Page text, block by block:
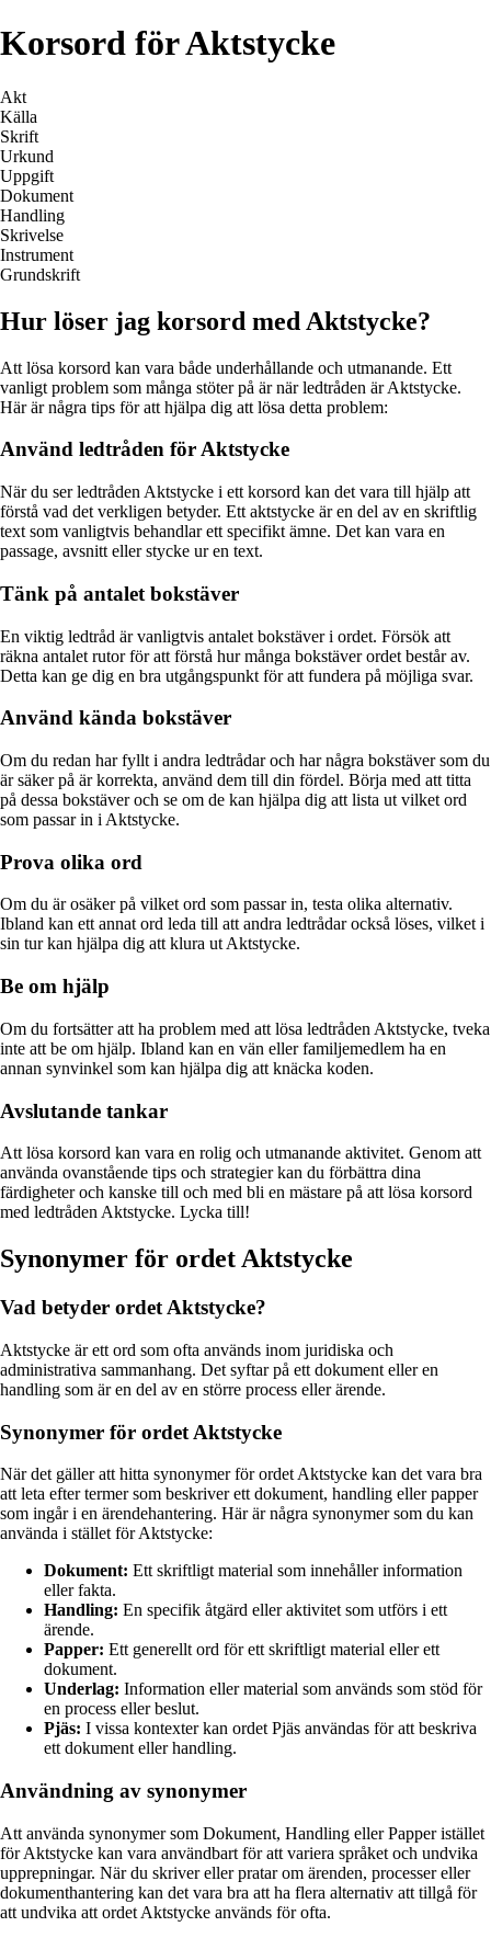
Korsord för Aktstycke
Akt
Källa
Skrift
Urkund
Uppgift
Dokument
Handling
Skrivelse
Instrument
Grundskrift
Hur löser jag korsord med Aktstycke?
Att lösa korsord kan vara både underhållande och utmanande. Ett
vanligt problem som många stöter på är när ledtråden är Aktstycke.
Här är några tips för att hjälpa dig att lösa detta problem:
Använd ledtråden för Aktstycke
När du ser ledtråden Aktstycke i ett korsord kan det vara till hjälp att
förstå vad det verkligen betyder. Ett aktstycke är en del av en skriftlig
text som vanligtvis behandlar ett specifikt ämne. Det kan vara en
passage, avsnitt eller stycke ur en text.
Tänk på antalet bokstäver
En viktig ledtråd är vanligtvis antalet bokstäver i ordet. Försök att
räkna antalet rutor för att förstå hur många bokstäver ordet består av.
Detta kan ge dig en bra utgångspunkt för att fundera på möjliga svar.
Använd kända bokstäver
Om du redan har fyllt i andra ledtrådar och har några bokstäver som du
är säker på är korrekta, använd dem till din fördel. Börja med att titta
på dessa bokstäver och se om de kan hjälpa dig att lista ut vilket ord
som passar in i Aktstycke.
Prova olika ord
Om du är osäker på vilket ord som passar in, testa olika alternativ.
Ibland kan ett annat ord leda till att andra ledtrådar också löses, vilket i
sin tur kan hjälpa dig att klura ut Aktstycke.
Be om hjälp
Om du fortsätter att ha problem med att lösa ledtråden Aktstycke, tveka
inte att be om hjälp. Ibland kan en vän eller familjemedlem ha en
annan synvinkel som kan hjälpa dig att knäcka koden.
Avslutande tankar
Att lösa korsord kan vara en rolig och utmanande aktivitet. Genom att
använda ovanstående tips och strategier kan du förbättra dina
färdigheter och kanske till och med bli en mästare på att lösa korsord
med ledtråden Aktstycke. Lycka till!
Synonymer för ordet Aktstycke
Vad betyder ordet Aktstycke?
Aktstycke är ett ord som ofta används inom juridiska och
administrativa sammanhang. Det syftar på ett dokument eller en
handling som är en del av en större process eller ärende.
Synonymer för ordet Aktstycke
När det gäller att hitta synonymer för ordet Aktstycke kan det vara bra
att leta efter termer som beskriver ett dokument, handling eller papper
som ingår i en ärendehantering. Här är några synonymer som du kan
använda i stället för Aktstycke:
Dokument: Ett skriftligt material som innehåller information
eller fakta.
Handling: En specifik åtgärd eller aktivitet som utförs i ett
ärende.
Papper: Ett generellt ord för ett skriftligt material eller ett
dokument.
Underlag: Information eller material som används som stöd för
en process eller beslut.
Pjäs: I vissa kontexter kan ordet Pjäs användas för att beskriva
ett dokument eller handling.
Användning av synonymer
Att använda synonymer som Dokument, Handling eller Papper istället
för Aktstycke kan vara användbart för att variera språket och undvika
upprepningar. När du skriver eller pratar om ärenden, processer eller
dokumenthantering kan det vara bra att ha flera alternativ att tillgå för
att undvika att ordet Aktstycke används för ofta.